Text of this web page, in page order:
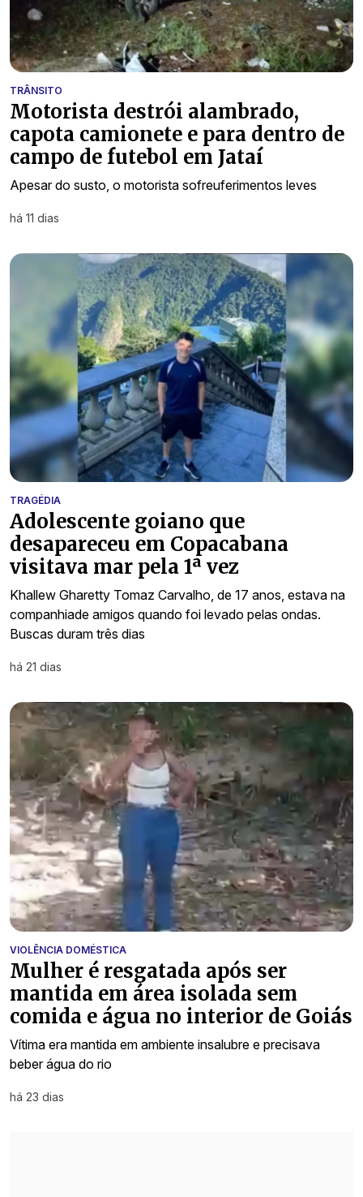
TRÂNSITO
Motorista destrói alambrado,
capota camionete e para dentro de
campo de futebol em Jataí
Apesar do susto, o motorista sofreuferimentos leves
há 11 dias
TRAGÉDIA
Adolescente goiano que
desapareceu em Copacabana
visitava mar pela 1ª vez
Khallew Gharetty Tomaz Carvalho, de 17 anos, estava na
companhiade amigos quando foi levado pelas ondas.
Buscas duram três dias
há 21 dias
VIOLÊNCIA DOMÉSTICA
Mulher é resgatada após ser
mantida em área isolada sem
comida e água no interior de Goiás
Vítima era mantida em ambiente insalubre e precisava
beber água do rio
há 23 dias